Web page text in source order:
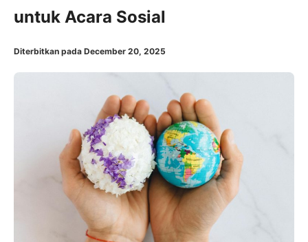
untuk Acara Sosial
Diterbitkan pada December 20, 2025